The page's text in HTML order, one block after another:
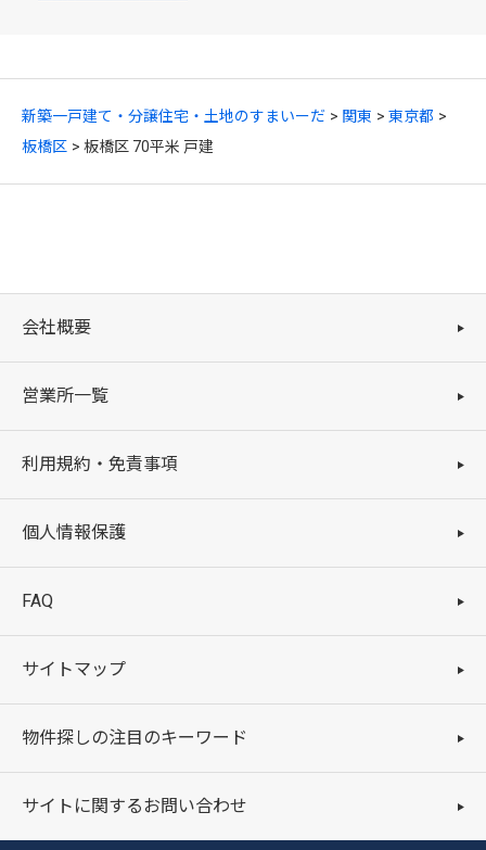
新築一戸建て・分譲住宅・土地のすまいーだ 関東
東京都
板橋区
板橋区 70平米 戸建
会社概要
営業所一覧
利用規約・免責事項
個人情報保護
FAQ
サイトマップ
物件探しの注目のキーワード
サイトに関するお問い合わせ